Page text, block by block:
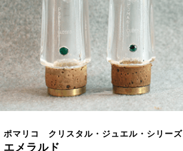
ポマリコ クリスタル・ジュエル・シリーズ
エメラルド